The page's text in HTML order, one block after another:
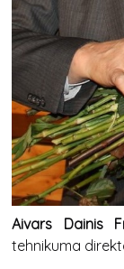
Aivars Dainis
tehnikuma